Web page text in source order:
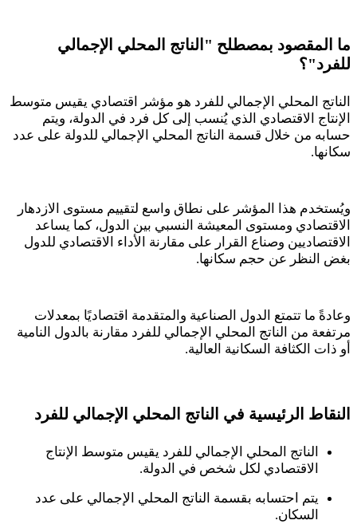
ما المقصود بمصطلح "الناتج المحلي الإجمالي
للفرد"؟
الناتج المحلي الإجمالي للفرد هو مؤشر اقتصادي يقيس متوسط
الإنتاج الاقتصادي الذي يُنسب إلى كل فرد في الدولة، ويتم
حسابه من خلال قسمة الناتج المحلي الإجمالي للدولة على عدد
سكانها.
ويُستخدم هذا المؤشر على نطاق واسع لتقييم مستوى الازدهار
الاقتصادي ومستوى المعيشة النسبي بين الدول، كما يساعد
الاقتصاديين وصناع القرار على مقارنة الأداء الاقتصادي للدول
بغض النظر عن حجم سكانها.
وعادةً ما تتمتع الدول الصناعية والمتقدمة اقتصاديًا بمعدلات
مرتفعة من الناتج المحلي الإجمالي للفرد مقارنة بالدول النامية
أو ذات الكثافة السكانية العالية.
النقاط الرئيسية في الناتج المحلي الإجمالي للفرد
الناتج المحلي الإجمالي للفرد يقيس متوسط الإنتاج
الاقتصادي لكل شخص في الدولة.
يتم احتسابه بقسمة الناتج المحلي الإجمالي على عدد
السكان.